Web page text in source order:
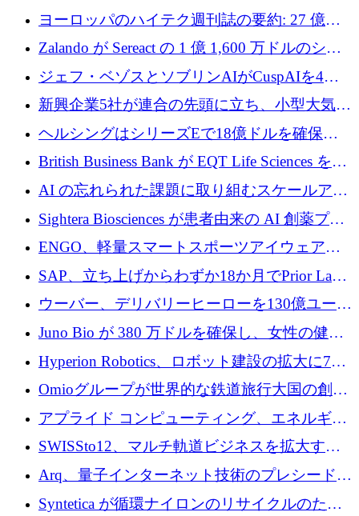
ンフラ計画を加速するために 16 万ユーロを確
ヨーロッパのハイテク週刊誌の要約: 27 億ユ
ーロを超える 60 以上のハイテク資金調達取引
Zalando が Sereact の 1 億 1,600 万ドルのシリ
ーズ B に参加し、AI を活用した倉庫自動化を
ジェフ・ベゾスとソブリンAIがCuspAIを4億
5,000万ドルの資金調達で支援
新興企業5社が連合の先頭に立ち、小型大気質
センサーをEUのクリーンエア政策の中心に据
ヘルシングはシリーズEで18億ドルを確保、
ウーバーはデリバリー・ヒーローを130億ユー
銀行を立ち上げる
British Business Bank が EQT Life Sciences を
2,500 万ユーロのコミットメントで支援
AI の忘れられた課題に取り組むスケールアッ
プを実現: カメラロール
Sightera Biosciences が患者由来の AI 創薬プラ
ットフォームを拡大するために 300 万ユーロ
のプレシードをクローズ
ENGO、軽量スマートスポーツアイウェアの
進歩のために510万ユーロを調達
SAP、立ち上げからわずか18か月でPrior Labs
を10億ユーロ以上の契約で買収
ウーバー、デリバリーヒーローを130億ユーロ
の契約で買収、99か国にまたがるプラットフ
ォームを構築
Juno Bio が 380 万ドルを確保し、女性の健康
専用の初のシーケンスラボを開設
Hyperion Robotics、ロボット建設の拡大に740
万ドルを確保
Omioグループが世界的な鉄道旅行大国の創設
を目指してRail Europeを買収
アプライド コンピューティング、エネルギー
向け基盤 AI の拡張に 2,000 万ドルを調達
SWISSto12、マルチ軌道ビジネスを拡大する
ためにシリーズCで7,000万ドルを調達
Arq、量子インターネット技術のプレシードと
して140万ドルを確保
Syntetica が循環ナイロンのリサイクルのため